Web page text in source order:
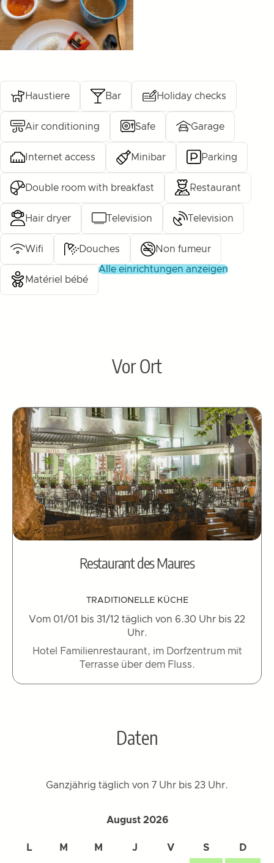
Haustiere Bar Holiday checks
Air conditioning Safe Garage
Internet access Minibar Parking
Double room with breakfast Restaurant
Hair dryer Television Television
Wifi Douches Non fumeur
Matériel bébé
alle einrichtungen anzeigen
Vor Ort
Restaurant des Maures
TRADITIONELLE KÜCHE
Vom 01/01 bis 31/12 täglich von 6.30 Uhr bis 22
Uhr.
Hotel Familienrestaurant, im Dorfzentrum mit
Terrasse über dem Fluss.
Daten
Ganzjährig täglich von 7 Uhr bis 23 Uhr.
August 2026
L M M J V S D